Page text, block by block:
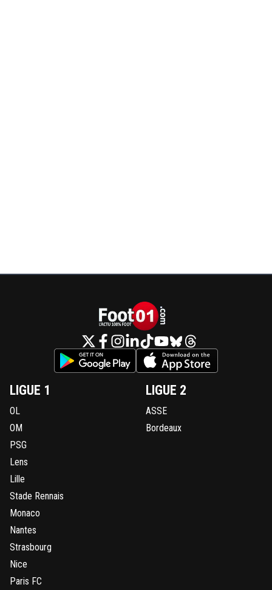
LIGUE 1
OL
OM
PSG
Lens
Lille
Stade Rennais
Monaco
Nantes
Strasbourg
Nice
Paris FC
LIGUE 2
ASSE
Bordeaux